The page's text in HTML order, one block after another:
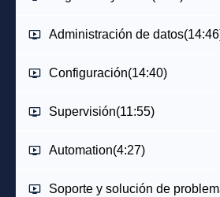
Administración de datos
Configuración(14:40)
Supervisión(11:55)
Automation(4:27)
Soporte y solución de